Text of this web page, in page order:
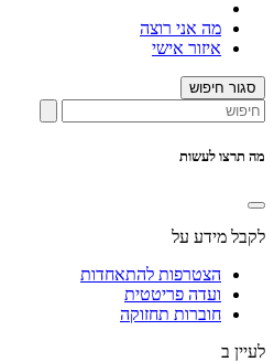
מה אני רוצה
איזור אישי
סגור חיפוש
מה תרצו לעשות
לקבל מידע על
הצטרפות להתאחדות
ועדה פריטטית
חוברות תחזוקה
לעיין ב